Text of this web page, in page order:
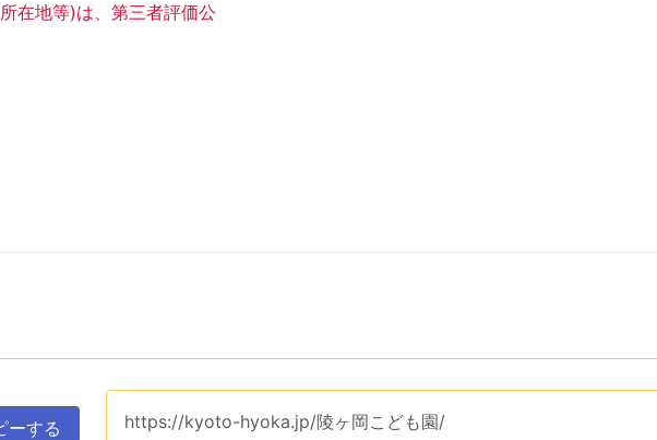
在地等)は、第三者評価公
プボードへコピーするためのユーティリティエリアです。クリップボードへコピ
ーする このページのURLは、
https://kyoto-hyoka.jp/陵ヶ岡こども園/